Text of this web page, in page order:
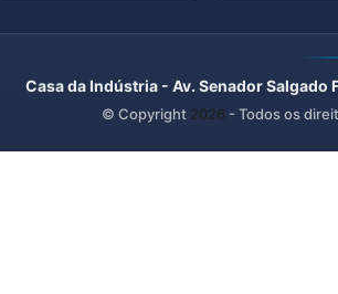
Casa da Indústria - Av. Senador
© Copyright 2026 - Todos os